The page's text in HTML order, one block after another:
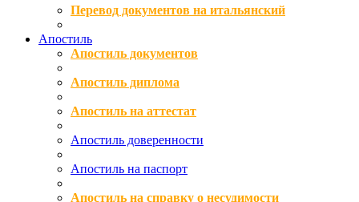
Перевод документов на итальянский
Апостиль
Апостиль документов
Апостиль диплома
Апостиль на аттестат
Апостиль доверенности
Апостиль на паспорт
Апостиль на справку о несудимости